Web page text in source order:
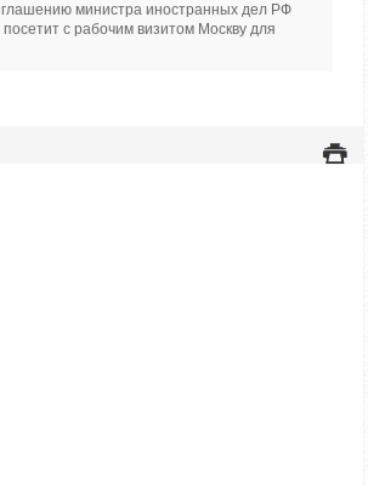
министра иностранных дел РФ
с рабочим визитом Москву для